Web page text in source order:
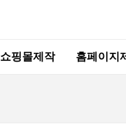
쇼핑몰제작 홈페이지